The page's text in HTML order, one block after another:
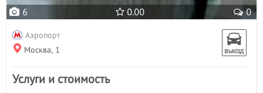
6 0.00 0
Аэропорт
Москва, 1
Услуги и стоимость